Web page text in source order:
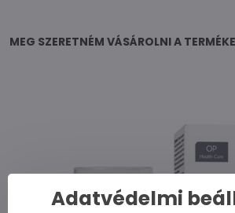
MEG SZERETNÉM VÁSÁROLNI A
Adatvédelmi